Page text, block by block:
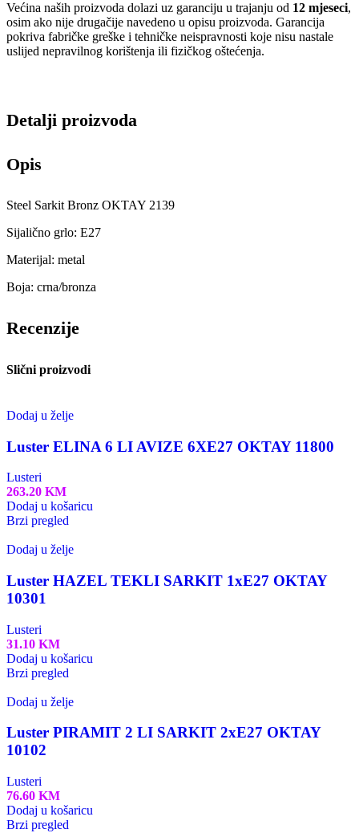
Većina naših proizvoda dolazi uz garanciju u trajanju od 12 mjeseci,
osim ako nije drugačije navedeno u opisu proizvoda. Garancija
pokriva fabričke greške i tehničke neispravnosti koje nisu nastale
uslijed nepravilnog korištenja ili fizičkog oštećenja.
Detalji proizvoda
Opis
Steel Sarkit Bronz OKTAY 2139
Sijalično grlo: E27
Materijal: metal
Boja: crna/bronza
Recenzije
Slični proizvodi
Dodaj u želje
Luster ELINA 6 LI AVIZE 6XE27 OKTAY 11800
Lusteri
263.20 KM
Dodaj u košaricu
Brzi pregled
Dodaj u želje
Luster HAZEL TEKLI SARKIT 1xE27 OKTAY
10301
Lusteri
31.10 KM
Dodaj u košaricu
Brzi pregled
Dodaj u želje
Luster PIRAMIT 2 LI SARKIT 2xE27 OKTAY
10102
Lusteri
76.60 KM
Dodaj u košaricu
Brzi pregled